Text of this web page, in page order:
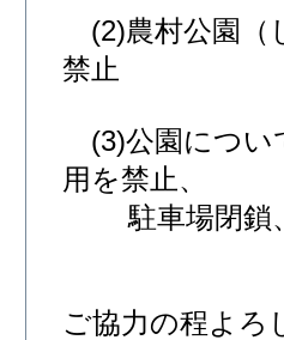
(2)農村公園（
禁止
(3)公園につい
用を禁止、
駐車場閉鎖、
ご協力の程よろ